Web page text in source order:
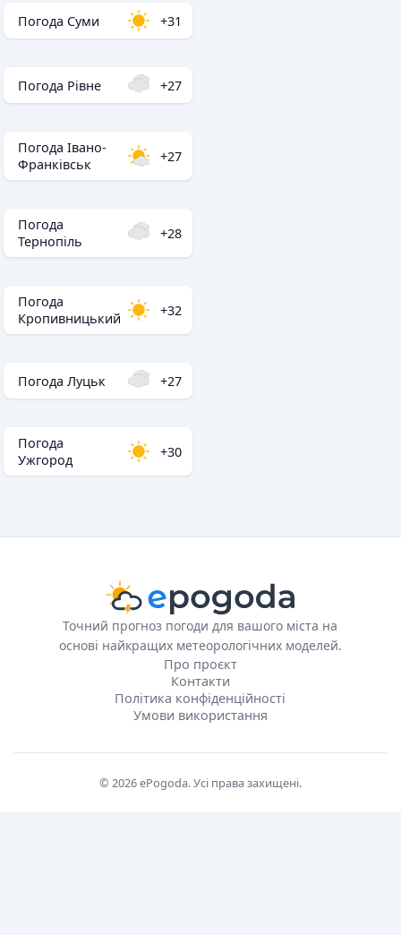
Погода Суми +31
Погода Рівне +27
Погода Івано-
Франківськ
+27
Погода
Тернопіль
+28
Погода
Кропивницький
+32
Погода Луцьк +27
Погода
Ужгород
+30
Точний прогноз погоди для вашого міста на
основі найкращих метеорологічних моделей.
Про проєкт
Контакти
Політика конфіденційності
Умови використання
© 2026 ePogoda. Усі права захищені.